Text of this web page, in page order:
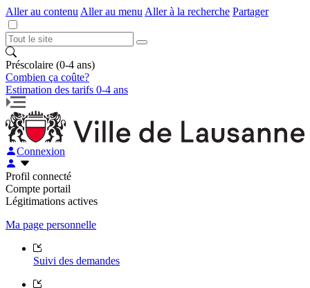
Aller au contenu Aller au menu Aller à la recherche Partager
Préscolaire (0-4 ans)
Combien ça coûte?
Estimation des tarifs 0-4 ans
Connexion
Profil connecté
Compte portail
Légitimations actives
Ma page personnelle
Suivi des demandes